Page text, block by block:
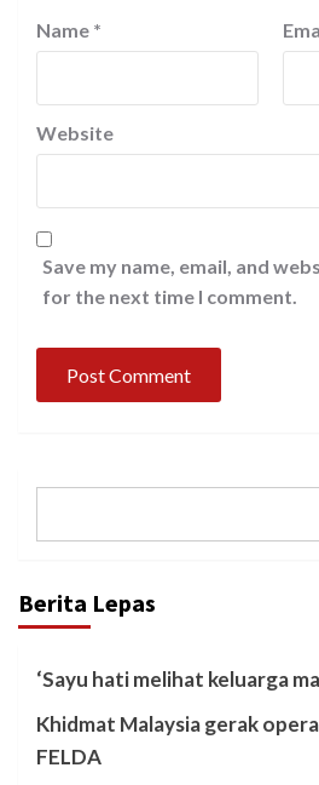
Name *
Website
Save my name, email, and
for the next time I comment.
Berita Lepas
‘Sayu hati melihat keluarga
Khidmat Malaysia gerak
FELDA